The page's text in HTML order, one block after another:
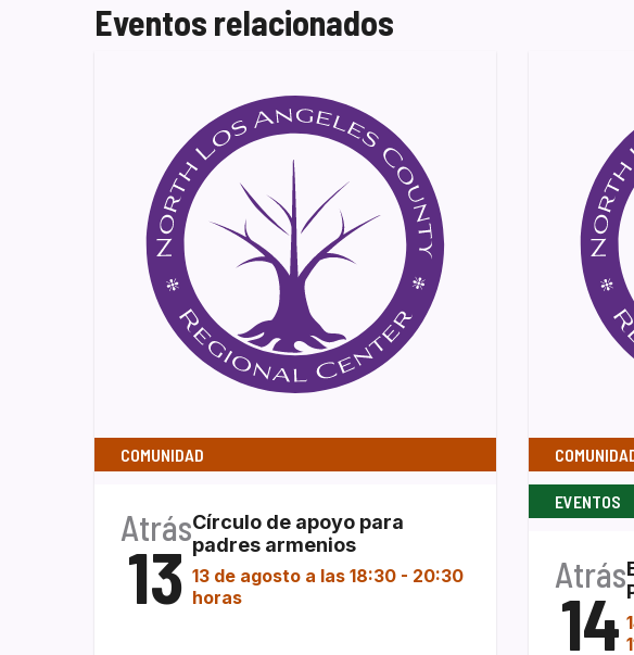
Eventos relacionados
COMUNIDAD
Atrás
13
Círculo de apoyo para
padres armenios
13 de agosto a las 18:30 - 20:30
horas
EVENTOS
Atrás
14